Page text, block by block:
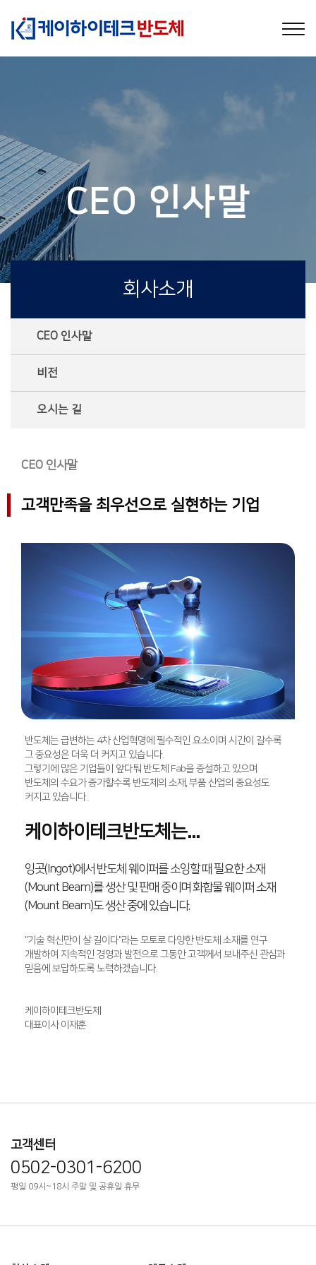
CEO 인사말
회사소개
CEO 인사말
비전
오시는 길
CEO 인사말
고객만족을 최우선으로 실현하는 기업
반도체는 급변하는 4차 산업혁명에 필수적인 요소이며 시간이 갈수록
그 중요성은 더욱 더 커지고 있습니다.
그렇기에 많은 기업들이 앞다퉈 반도체 Fab을 증설하고 있으며
반도체의 수요가 증가할수록 반도체의 소재, 부품 산업의 중요성도
커지고 있습니다.
케이하이테크반도체는...
잉곳(Ingot)에서 반도체 웨이퍼를 소잉할 때 필요한 소재
(Mount Beam)를 생산 및 판매 중이며 화합물 웨이퍼 소재
(Mount Beam)도 생산 중에 있습니다.
"기술 혁신만이 살 길이다"라는 모토로 다양한 반도체 소재를 연구
개발하여 지속적인 경영과 발전으로 그동안 고객께서 보내주신 관심과
믿음에 보답하도록 노력하겠습니다.
케이하이테크반도체
대표이사 이재훈
고객센터
0502-0301-6200
평일 09시~18시 주말 및 공휴일 휴무